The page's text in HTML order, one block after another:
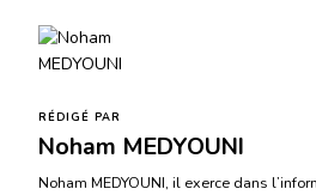
RÉDIGÉ PAR
Noham MEDYOUNI
Noham MEDYOUNI, il exerce dans